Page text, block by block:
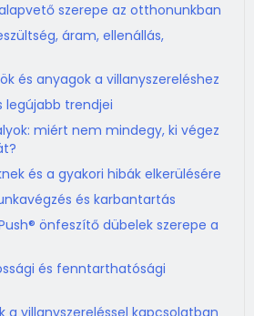
szerepe az otthonunkban
áram, ellenállás,
és anyagok a villanyszereléshez
legújabb trendjei
miért nem mindegy, ki végez
és a gyakori hibák elkerülésére
és karbantartás
önfeszítő dübelek szerepe a
és fenntarthatósági